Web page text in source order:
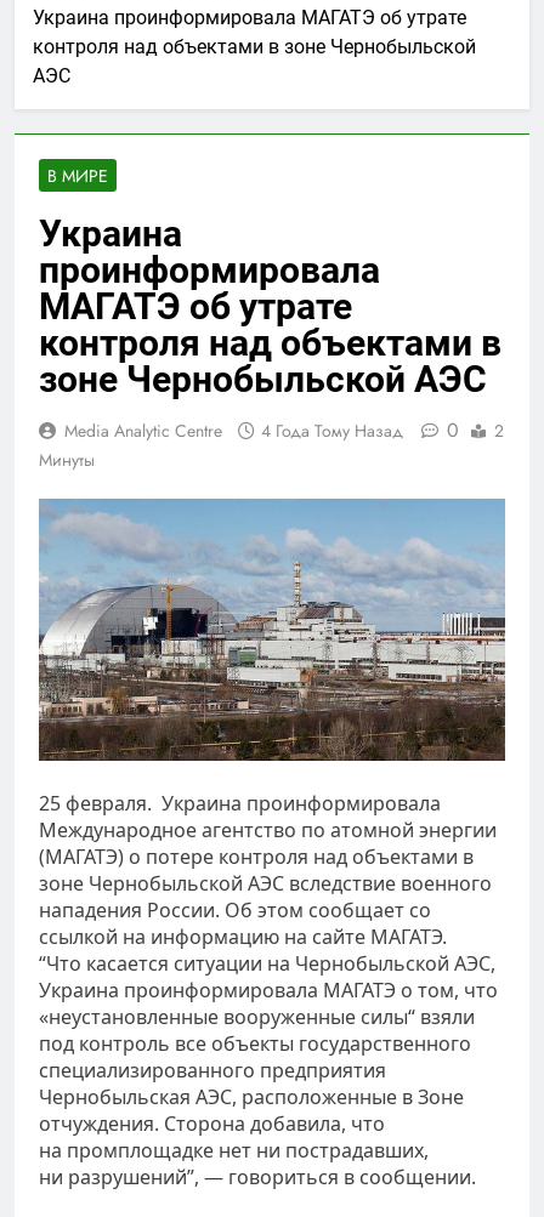
Украина проинформировала МАГАТЭ об утрате
контроля над объектами в зоне Чернобыльской
АЭС
В МИРЕ
Украина
проинформировала
МАГАТЭ об утрате
контроля над объектами в
зоне Чернобыльской АЭС
Media Analytic Centre 4 Года Тому Назад 0
2
Минуты
25 февраля. Украина проинформировала
Международное агентство по атомной энергии
(МАГАТЭ) о потере контроля над объектами в
зоне Чернобыльской АЭС вследствие военного
нападения России. Об этом сообщает со
ссылкой на информацию на сайте МАГАТЭ.
“Что касается ситуации на Чернобыльской АЭС,
Украина проинформировала МАГАТЭ о том, что
«неустановленные вооруженные силы“ взяли
под контроль все объекты государственного
специализированного предприятия
Чернобыльская АЭС, расположенные в Зоне
отчуждения. Сторона добавила, что
на промплощадке нет ни пострадавших,
ни разрушений”, — говориться в сообщении.